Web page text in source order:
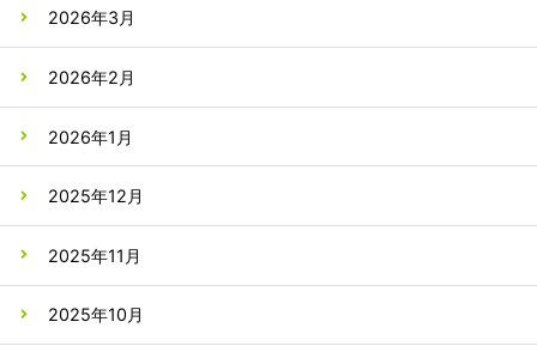
2026年3月
2026年2月
2026年1月
2025年12月
2025年11月
2025年10月